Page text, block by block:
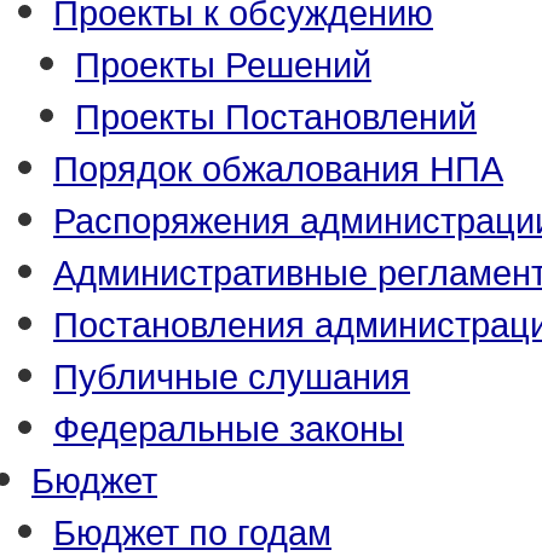
Проекты к обсуждению
Проекты Решений
Проекты Постановлений
Порядок обжалования НПА
Распоряжения
Административные
Постановления
Публичные слушания
Федеральные законы
Бюджет
Бюджет по годам